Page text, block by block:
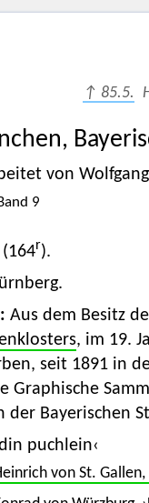
↑ 85.5.
von
9
(164r).
Aus dem Besitz
, im 19.
seit 1891 in
Graphische
der Bayerischen
puchlein‹
von St. Gallen,